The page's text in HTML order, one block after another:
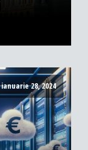
ianuarie 28, 2024